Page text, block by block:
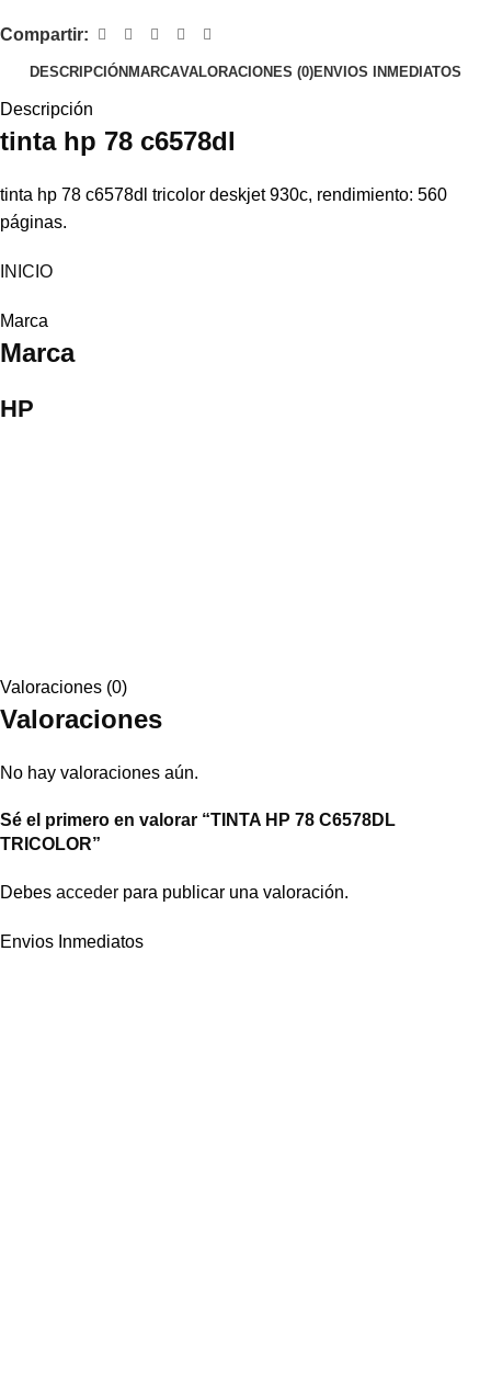
Compartir:
DESCRIPCIÓN MARCAVALORACIONES (0)ENVIOS INMEDIATOS
Descripción
tinta hp 78 c6578dl
tinta hp 78 c6578dl tricolor deskjet 930c, rendimiento: 560
páginas.
INICIO
Marca
Marca
HP
Valoraciones (0)
Valoraciones
No hay valoraciones aún.
Sé el primero en valorar “TINTA HP 78 C6578DL
TRICOLOR”
Debes acceder para publicar una valoración.
Envios Inmediatos